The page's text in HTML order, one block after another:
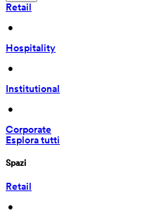
Retail
•
Hospitality
•
Institutional
•
Corporate
Esplora tutti
Spazi
Retail
•